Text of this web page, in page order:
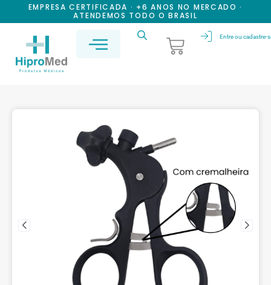
EMPRESA CERTIFICADA · +6 ANOS NO MERCADO ·
ATENDEMOS TODO O BRASIL
Entre ou cadastre-